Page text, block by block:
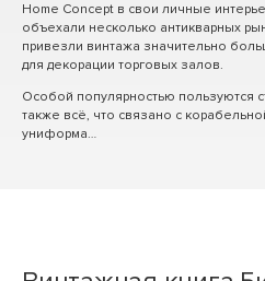
Home Concept в свои личные
объехали несколько антикварных
привезли винтажа значительно
для декорации торговых залов.
Особой популярностью пользуются
также всё, что связано с
униформа…